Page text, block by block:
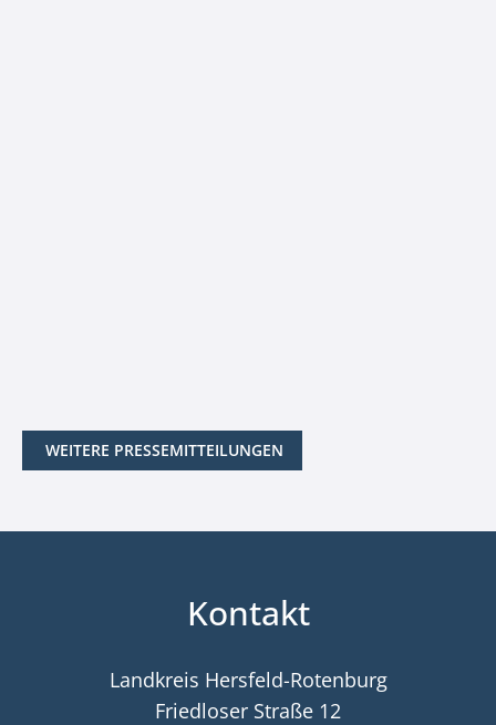
WEITERE PRESSEMITTEILUNGEN
Kontakt
Landkreis Hersfeld-Rotenburg
Friedloser Straße 12